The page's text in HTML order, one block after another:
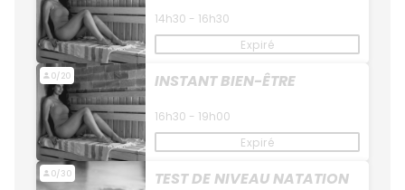
14h30 - 16h30
Expiré
0/20 INSTANT BIEN-ÊTRE
16h30 - 19h00
Expiré
0/30 TEST DE NIVEAU NATATION